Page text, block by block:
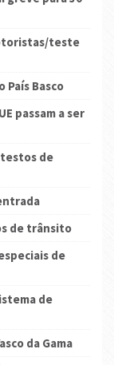
teste
País Basco
passam a ser
de
de trânsito
de
de
da Gama